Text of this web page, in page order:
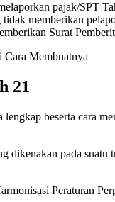
pajak/SPT
memberikan
Surat
Membuatnya
21
lengkap beserta cara
dikenakan pada
Peraturan